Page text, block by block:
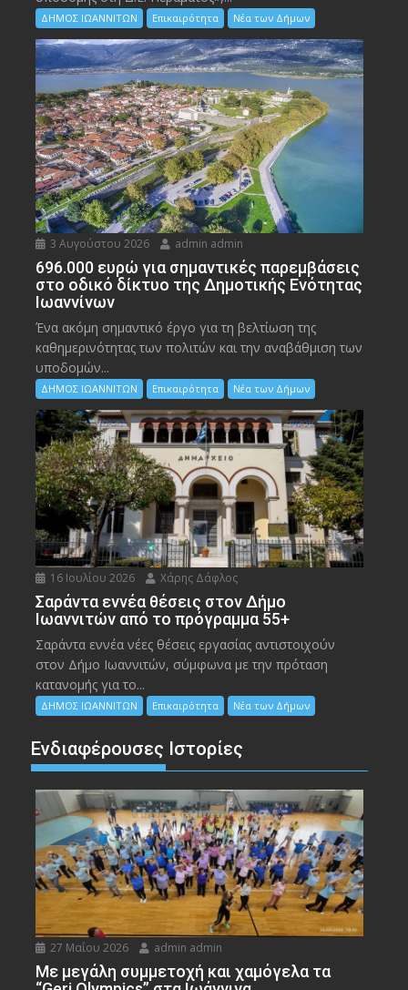
ΔΗΜΟΣ ΙΩΑΝΝΙΤΩΝ Επικαιρότητα Νέα των Δήμων
3 Αυγούστου 2026 admin admin
696.000 ευρώ για σημαντικές παρεμβάσεις
στο οδικό δίκτυο της Δημοτικής Ενότητας
Ιωαννίνων
Ένα ακόμη σημαντικό έργο για τη βελτίωση της
καθημερινότητας των πολιτών και την αναβάθμιση των
υποδομών...
ΔΗΜΟΣ ΙΩΑΝΝΙΤΩΝ Επικαιρότητα Νέα των Δήμων
16 Ιουλίου 2026 Χάρης Δάφλος
Σαράντα εννέα θέσεις στον Δήμο
Ιωαννιτών από το πρόγραμμα 55+
Σαράντα εννέα νέες θέσεις εργασίας αντιστοιχούν
στον Δήμο Ιωαννιτών, σύμφωνα με την πρόταση
κατανομής για το...
ΔΗΜΟΣ ΙΩΑΝΝΙΤΩΝ Επικαιρότητα Νέα των Δήμων
Ενδιαφέρουσες Ιστορίες
27 Μαΐου 2026 admin admin
Με μεγάλη συμμετοχή και χαμόγελα τα